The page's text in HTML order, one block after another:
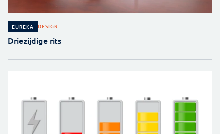
EUREKA DESIGN
Driezijdige rits